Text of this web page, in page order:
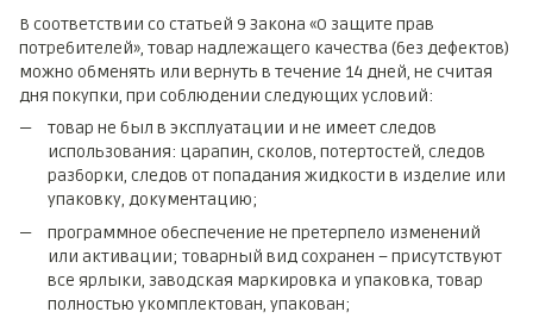
В соответствии со статьей 9 Закона «О защите прав
потребителей», товар надлежащего качества (без дефектов)
можно обменять или вернуть в течение 14 дней, не считая
дня покупки, при соблюдении следующих условий:
товар не был в эксплуатации и не имеет следов
использования: царапин, сколов, потертостей, следов
разборки, следов от попадания жидкости в изделие или
упаковку, документацию;
программное обеспечение не претерпело изменений
или активации; товарный вид сохранен – присутствуют
все ярлыки, заводская маркировка и упаковка, товар
полностью укомплектован, упакован;